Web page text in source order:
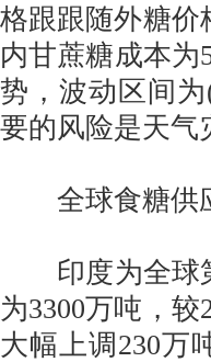
格跟跟随外糖价
内甘蔗糖成本为
势，波动区间
要的风险是天气
全球食糖供
印度为全球第
为3300万吨，
大幅上调230万